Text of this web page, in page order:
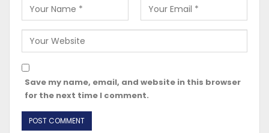
Save my name, email, and website in this browser
for the next time I comment.